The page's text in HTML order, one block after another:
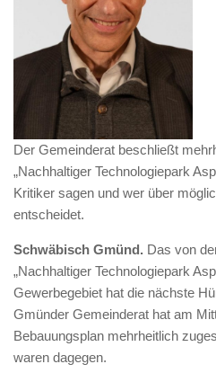
Der Gemeinderat beschließt
„Nachhaltiger Technologiepark
Kritiker sagen und wer über
entscheidet.
Schwäbisch Gmünd. Das von
„Nachhaltiger Technologiepark
Gewerbegebiet hat die nächste
Gmünder Gemeinderat hat am
Bebauungsplan mehrheitlich
waren dagegen.